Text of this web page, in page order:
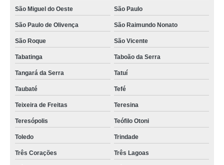
São Miguel do Oeste São Paulo
São Paulo de Olivença São Raimundo Nonato
São Roque São Vicente
Tabatinga Taboão da Serra
Tangará da Serra Tatuí
Taubaté Tefé
Teixeira de Freitas Teresina
Teresópolis Teófilo Otoni
Toledo Trindade
Três Corações Três Lagoas